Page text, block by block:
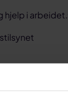
hjelp i
sikker på at